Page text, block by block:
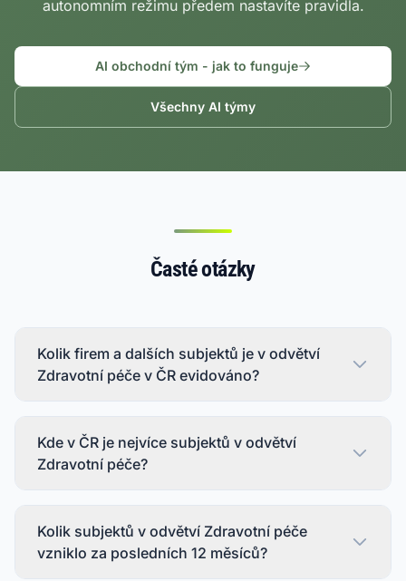
autonomním režimu předem nastavíte pravidla.
AI obchodní tým - jak to funguje
Všechny AI týmy
Časté otázky
Kolik firem a dalších subjektů je v odvětví
Zdravotní péče v ČR evidováno?
Kde v ČR je nejvíce subjektů v odvětví
Zdravotní péče?
Kolik subjektů v odvětví Zdravotní péče
vzniklo za posledních 12 měsíců?